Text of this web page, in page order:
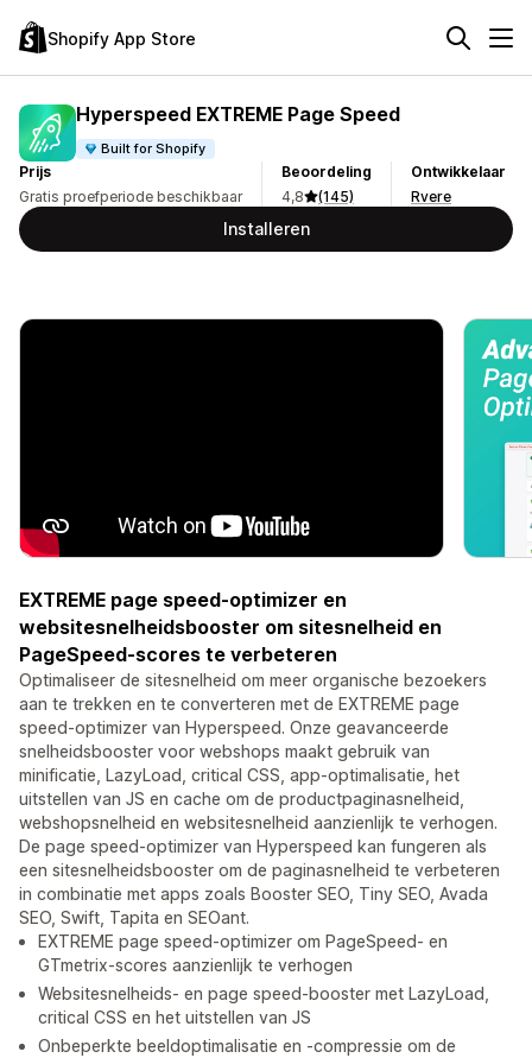
Shopify App Store
Hyperspeed EXTREME Page Speed
Built for Shopify
Prijs
Gratis proefperiode beschikbaar
Beoordeling
4,8
(145)
Ontwikkelaar
Rvere
Installeren
EXTREME page speed-optimizer en
websitesnelheidsbooster om sitesnelheid en
PageSpeed-scores te verbeteren
Optimaliseer de sitesnelheid om meer organische bezoekers
aan te trekken en te converteren met de EXTREME page
speed-optimizer van Hyperspeed. Onze geavanceerde
snelheidsbooster voor webshops maakt gebruik van
minificatie, LazyLoad, critical CSS, app-optimalisatie, het
uitstellen van JS en cache om de productpaginasnelheid,
webshopsnelheid en websitesnelheid aanzienlijk te verhogen.
De page speed-optimizer van Hyperspeed kan fungeren als
een sitesnelheidsbooster om de paginasnelheid te verbeteren
in combinatie met apps zoals Booster SEO, Tiny SEO, Avada
SEO, Swift, Tapita en SEOant.
EXTREME page speed-optimizer om PageSpeed- en
GTmetrix-scores aanzienlijk te verhogen
Websitesnelheids- en page speed-booster met LazyLoad,
critical CSS en het uitstellen van JS
Onbeperkte beeldoptimalisatie en -compressie om de